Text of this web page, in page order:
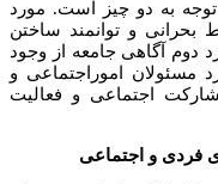
توجه به دو چیز است. مورد
بحرانی و توانمند ساختن
دوم آگاهی جامعه از وجود
مسئولان اموراجتماعی و
اجتماعی و فعالیت
فردی و اجتماعی